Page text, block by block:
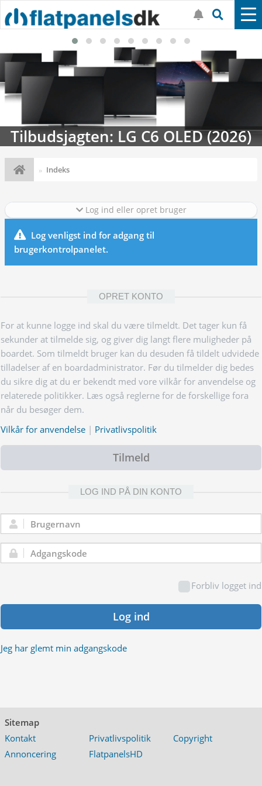
Tilbudsjagten: LG C6 OLED (2026)
Indeks
Log ind eller opret bruger
Log venligst ind for adgang til
brugerkontrolpanelet.
OPRET KONTO
For at kunne logge ind skal du være tilmeldt. Det tager kun få
sekunder at tilmelde sig, og giver dig langt flere muligheder på
boardet. Som tilmeldt bruger kan du desuden få tildelt udvidede
tilladelser af en boardadministrator. Før du tilmelder dig bedes
du sikre dig at du er bekendt med vore vilkår for anvendelse og
relaterede politikker. Læs også reglerne for de forskellige fora
når du besøger dem.
Vilkår for anvendelse | Privatlivspolitik
Tilmeld
LOG IND PÅ DIN KONTO
Brugernavn:
Adgangskode:
Forbliv logget ind
Log ind
Jeg har glemt min adgangskode
Sitemap
Kontakt
Privatlivspolitik
Copyright
Annoncering
FlatpanelsHD